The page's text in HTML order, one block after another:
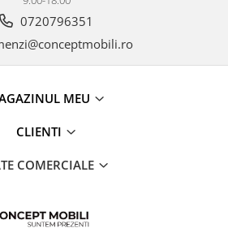
0720796351
MEU
CLIENTI
COMERCIALE